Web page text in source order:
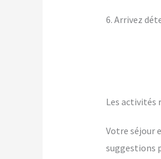
6. Arrivez
Les activités
Votre séjour
suggestions